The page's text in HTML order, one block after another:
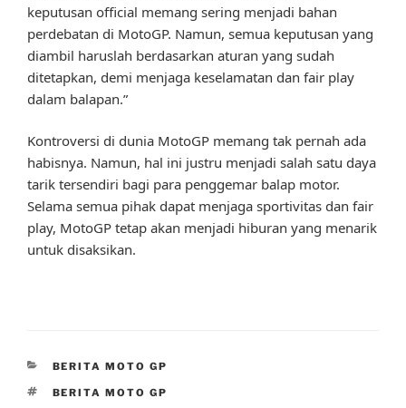
keputusan official memang sering menjadi bahan
perdebatan di MotoGP. Namun, semua keputusan yang
diambil haruslah berdasarkan aturan yang sudah
ditetapkan, demi menjaga keselamatan dan fair play
dalam balapan.”
Kontroversi di dunia MotoGP memang tak pernah ada
habisnya. Namun, hal ini justru menjadi salah satu daya
tarik tersendiri bagi para penggemar balap motor.
Selama semua pihak dapat menjaga sportivitas dan fair
play, MotoGP tetap akan menjadi hiburan yang menarik
untuk disaksikan.
CATEGORIES
BERITA MOTO GP
TAGS
BERITA MOTO GP